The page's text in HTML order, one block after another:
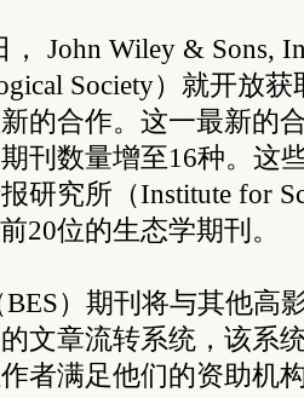
， John Wiley & Sons,
Society）就开放获
的合作。这一最新的
刊数量增至16种。这
研究所（Institute for
20位的生态学期刊。
）期刊将与其他高
文章流转系统，该系
者满足他们的资助机